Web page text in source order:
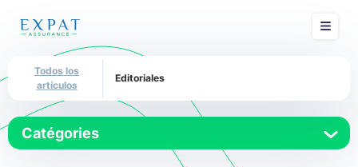
Todos los
artículos
Editoriales
Catégories